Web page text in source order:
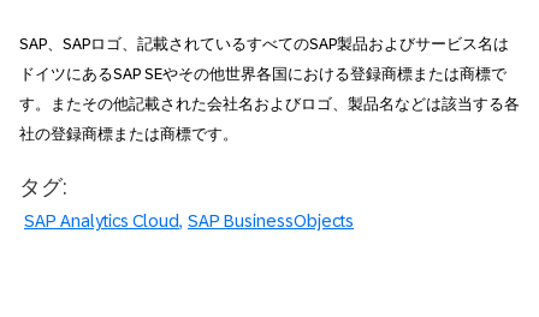
SAP、SAPロゴ、記載されているすべてのSAP製品およびサービス名は
ドイツにあるSAP SEやその他世界各国における登録商標または商標で
す。またその他記載された会社名およびロゴ、製品名などは該当する各
社の登録商標または商標です。
タグ:
SAP Analytics Cloud SAP BusinessObjects